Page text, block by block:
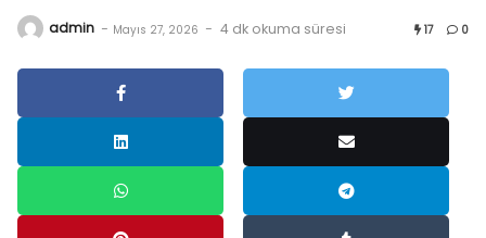
admin - Mayıs 27, 2026 - 4 dk okuma süresi 17 0